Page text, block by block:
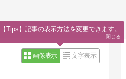
画像表示 文字表示
【Tips】記事の表示方法を変更できます。
閉じる